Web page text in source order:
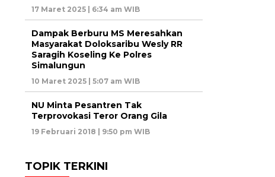
17 Maret 2025 | 6:34 am WIB
Dampak Berburu MS Meresahkan
Masyarakat Doloksaribu Wesly RR
Saragih Koseling Ke Polres
Simalungun
10 Maret 2025 | 5:07 am WIB
NU Minta Pesantren Tak
Terprovokasi Teror Orang Gila
19 Februari 2018 | 9:50 pm WIB
TOPIK TERKINI